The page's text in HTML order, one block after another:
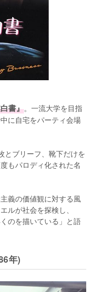
書』。一流大学を目指
に自宅をパーティ会場
とブリーフ、靴下だけを
もパロディ化された名
義の価値観に対する風
ルが社会を探検し、
のを描いている」と語
年)